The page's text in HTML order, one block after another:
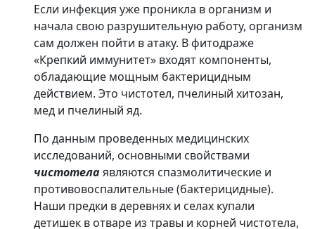
Если инфекция уже проникла в организм и
начала свою разрушительную работу, организм
сам должен пойти в атаку. В фитодраже
«Крепкий иммунитет» входят компоненты,
обладающие мощным бактерицидным
действием. Это чистотел, пчелиный хитозан,
мед и пчелиный яд.
По данным проведенных медицинских
исследований, основными свойствами
чистотелаявляются спазмолитические и
противовоспалительные (бактерицидные).
Наши предки в деревнях и селах купали
детишек в отваре из травы и корней чистотела,